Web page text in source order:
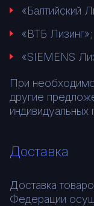
«Балтийский
«ВТБ Лизинг»;
«SIEMENS
При
другие
индивидуальных
Доставка
Доставка
Федерации